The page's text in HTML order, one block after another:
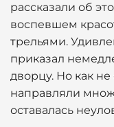
рассказали об
воспевшем
трельями.
приказал
дворцу. Но как
направляли
оставалась